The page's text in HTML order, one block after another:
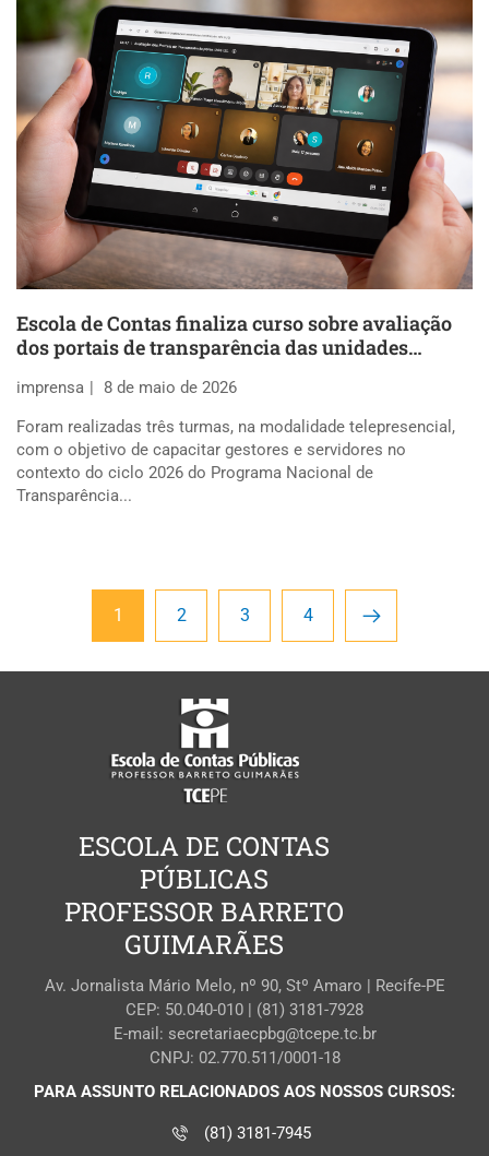
Escola de Contas finaliza curso sobre avaliação
dos portais de transparência das unidades
imprensa
8 de maio de 2026
Foram realizadas três turmas, na modalidade telepresencial,
com o objetivo de capacitar gestores e servidores no
contexto do ciclo 2026 do Programa Nacional de
Transparência...
1 2 3 4
ESCOLA DE CONTAS
PÚBLICAS
PROFESSOR BARRETO
GUIMARÃES
Av. Jornalista Mário Melo, nº 90, Stº Amaro | Recife-PE
CEP: 50.040-010 | (81) 3181-7928
E-mail: secretariaecpbg@tcepe.tc.br
CNPJ: 02.770.511/0001-18
PARA ASSUNTO RELACIONADOS AOS NOSSOS CURSOS:
(81) 3181-7945